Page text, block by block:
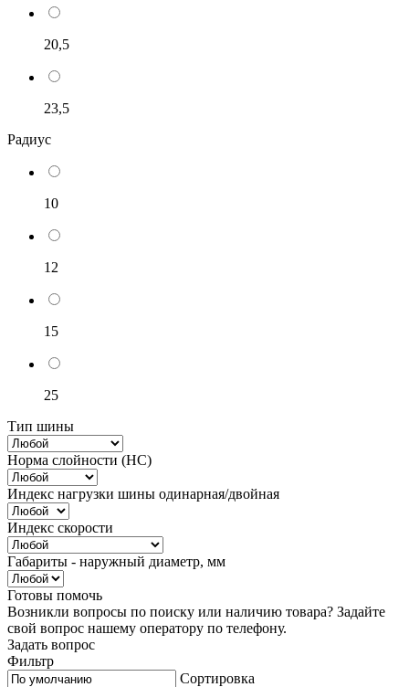
20,5
23,5
Радиус
10
12
15
25
Тип шины
Норма слойности (НС)
Индекс нагрузки шины одинарная/двойная
Индекс скорости
Габариты - наружный диаметр, мм
Готовы помочь
Возникли вопросы по поиску или наличию товара? Задайте
свой вопрос нашему оператору по телефону.
Задать вопрос
Фильтр
Сортировка